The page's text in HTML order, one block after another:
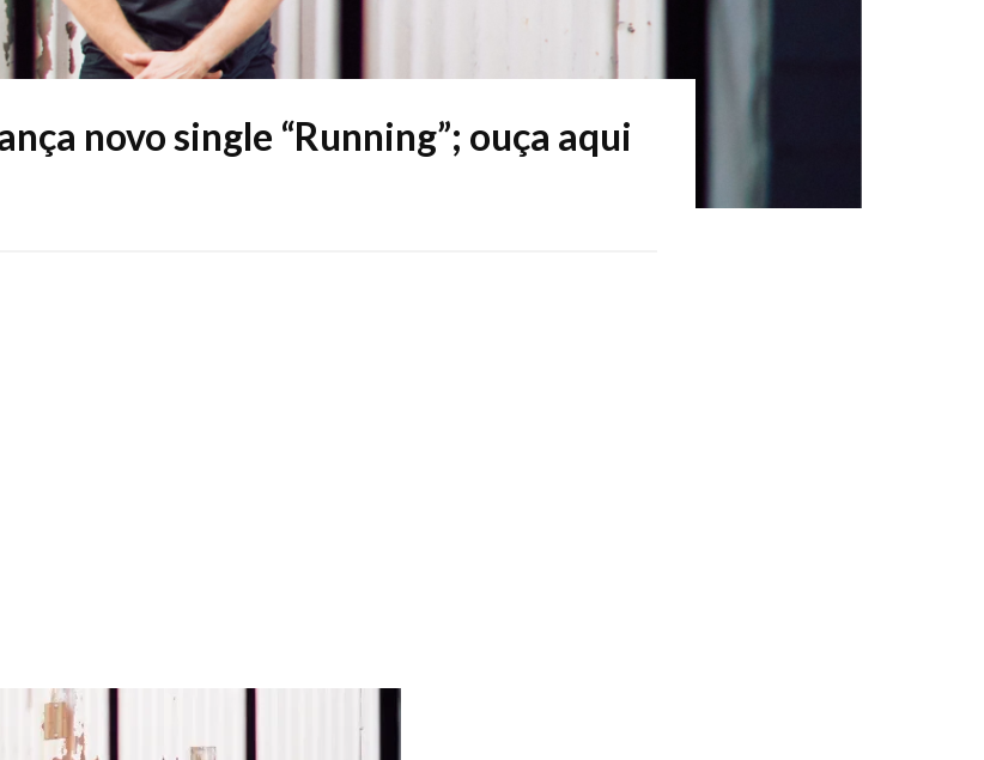
novo single “Running”; ouça aqui